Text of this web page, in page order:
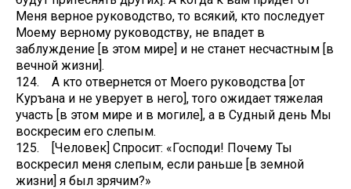
Меня верное руководство, то всякий, кто последует
Моему верному руководству, не впадет в
заблуждение [в этом мире] и не станет несчастным [в
вечной жизни].
124. А кто отвернется от Моего руководства [от
Куръана и не уверует в него], того ожидает тяжелая
участь [в этом мире и в могиле], а в Судный день Мы
воскресим его слепым.
125. [Человек] Спросит: «Господи! Почему Ты
воскресил меня слепым, если раньше [в земной
жизни] я был зрячим?»